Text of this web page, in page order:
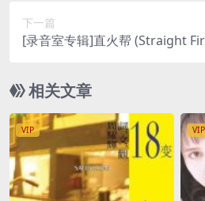
下一篇
[录音室专辑]直火帮 (Straight
相关文章
VIP VIP